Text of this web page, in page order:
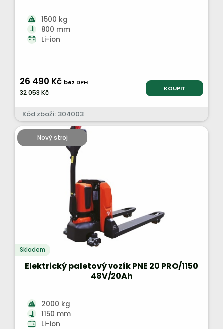
1500 kg
800 mm
Li-ion
26 490 Kč bez DPH
32 053 Kč KOUPIT
Kód zboží: 304003
Nový stroj
Skladem
Elektrický paletový vozík PNE 20 PRO/1150
48V/20Ah
2000 kg
1150 mm
Li-ion